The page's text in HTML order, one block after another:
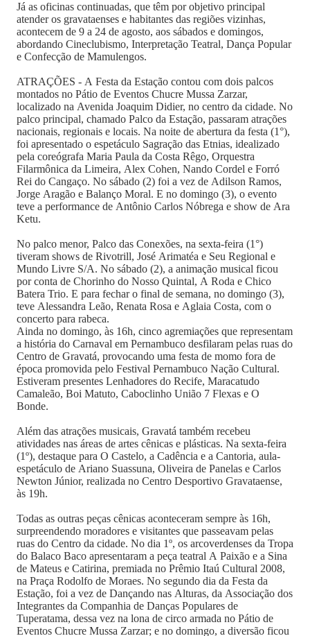
Já as oficinas continuadas, que têm por objetivo principal
atender os gravataenses e habitantes das regiões vizinhas,
acontecem de 9 a 24 de agosto, aos sábados e domingos,
abordando Cineclubismo, Interpretação Teatral, Dança Popular
e Confecção de Mamulengos.
ATRAÇÕES - A Festa da Estação contou com dois palcos
montados no Pátio de Eventos Chucre Mussa Zarzar,
localizado na Avenida Joaquim Didier, no centro da cidade. No
palco principal, chamado Palco da Estação, passaram atrações
nacionais, regionais e locais. Na noite de abertura da festa (1°),
foi apresentado o espetáculo Sagração das Etnias, idealizado
pela coreógrafa Maria Paula da Costa Rêgo, Orquestra
Filarmônica da Limeira, Alex Cohen, Nando Cordel e Forró
Rei do Cangaço. No sábado (2) foi a vez de Adilson Ramos,
Jorge Aragão e Balanço Moral. E no domingo (3), o evento
teve a performance de Antônio Carlos Nóbrega e show de Ara
Ketu.
No palco menor, Palco das Conexões, na sexta-feira (1°)
tiveram shows de Rivotrill, José Arimatéa e Seu Regional e
Mundo Livre S/A. No sábado (2), a animação musical ficou
por conta de Chorinho do Nosso Quintal, A Roda e Chico
Batera Trio. E para fechar o final de semana, no domingo (3),
teve Alessandra Leão, Renata Rosa e Aglaia Costa, com o
concerto para rabeca.
Ainda no domingo, às 16h, cinco agremiações que representam
a história do Carnaval em Pernambuco desfilaram pelas ruas do
Centro de Gravatá, provocando uma festa de momo fora de
época promovida pelo Festival Pernambuco Nação Cultural.
Estiveram presentes Lenhadores do Recife, Maracatudo
Camaleão, Boi Matuto, Caboclinho União 7 Flexas e O
Bonde.
Além das atrações musicais, Gravatá também recebeu
atividades nas áreas de artes cênicas e plásticas. Na sexta-feira
(1º), destaque para O Castelo, a Cadência e a Cantoria, aula-
espetáculo de Ariano Suassuna, Oliveira de Panelas e Carlos
Newton Júnior, realizada no Centro Desportivo Gravataense,
às 19h.
Todas as outras peças cênicas aconteceram sempre às 16h,
surpreendendo moradores e visitantes que passeavam pelas
ruas do Centro da cidade. No dia 1º, os arcoverdenses da Tropa
do Balaco Baco apresentaram a peça teatral A Paixão e a Sina
de Mateus e Catirina, premiada no Prêmio Itaú Cultural 2008,
na Praça Rodolfo de Moraes. No segundo dia da Festa da
Estação, foi a vez de Dançando nas Alturas, da Associação dos
Integrantes da Companhia de Danças Populares de
Tuperatama, dessa vez na lona de circo armada no Pátio de
Eventos Chucre Mussa Zarzar; e no domingo, a diversão ficou